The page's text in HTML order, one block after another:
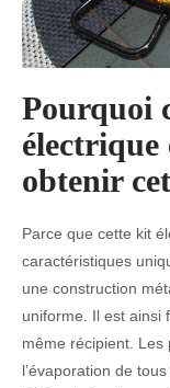
Pourquoi
électrique
obtenir
Parce que cette kit
caractéristiques
une construction
uniforme. Il est ainsi
même récipient. Les
l’évaporation de